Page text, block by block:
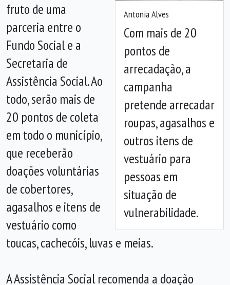
Antonia Alves
Com mais de 20
pontos de
arrecadação, a
campanha
pretende arrecadar
roupas, agasalhos e
outros itens de
vestuário para
pessoas em
situação de
vulnerabilidade.
Anterior
fruto de uma
parceria entre o
Fundo Social e a
Secretaria de
Assistência Social. Ao
todo, serão mais de
20 pontos de coleta
em todo o município,
que receberão
doações voluntárias
de cobertores,
agasalhos e itens de
vestuário como
toucas, cachecóis, luvas e meias.
A Assistência Social recomenda a doação